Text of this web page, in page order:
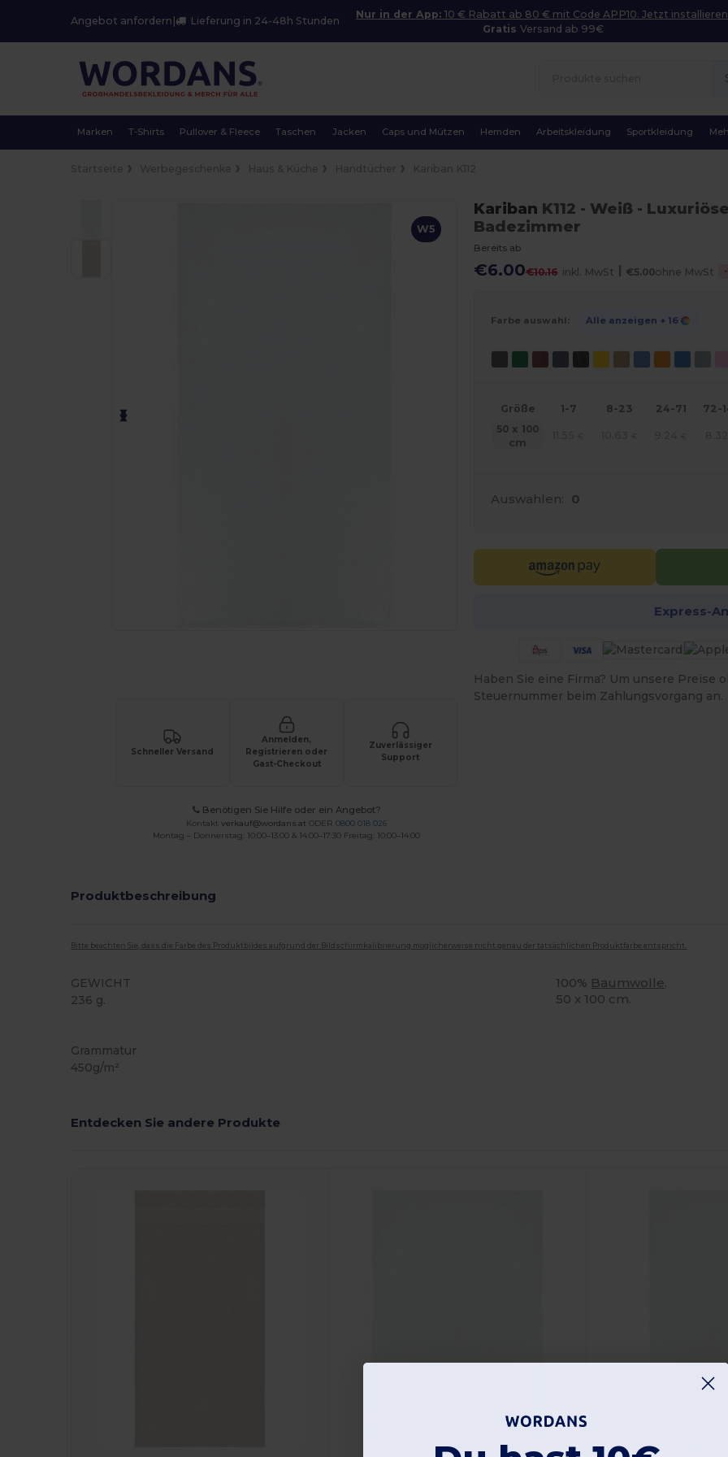
Angebot anfordern Lieferung in 24-48h Stunden
Nur in der App: 10 € Rabatt ab 80 € mit Code APP10. Jetzt
Gratis Versand ab 99€
Marken T-Shirts Pullover & Fleece Taschen Jacken Caps und Mützen Hemden Arbeitskleidung Sportkleidung
W5
Schneller Versand
Anmelden,
Registrieren oder
Gast-Checkout
Zuverlässiger
Support
Benötigen Sie Hilfe oder ein Angebot?
Kontaktverkauf@wordans.at ODER0800 018 026
Montag – Donnerstag: 10:00–13:00 & 14:00–17:30 Freitag: 10:00–14:00
Kariban K112 - Weiß -
Badezimmer
Bereits ab
€6.00€10.16 inkl. MwSt | €5.00ohne MwSt -
Farbe auswahl: Alle anzeigen + 16
Größe 1-7 8-23 24-71
72-
50 x 100
cm
Auswahlen: 0
Express-
Haben Sie eine Firma? Um unsere
Steuernummer beim Zahlungsvorgang an.
Produktbeschreibung
Bitte beachten Sie, dass die Farbe des Produktbildes aufgrund der Bildschirmkalibrierung möglicherweise nicht genau der tatsächlichen Produktfarbe entspricht.
GEWICHT
236 g.
Grammatur
450g/m²
100% Baumwolle.
50 x 100 cm.
Entdecken Sie andere Produkte